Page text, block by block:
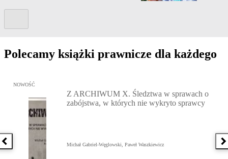
Polecamy książki prawnicze dla każdego
Poprzednia książka
Przejdź do: Z ARCHIWUM X. Śledztwa w sprawach o
NOWOŚĆ
Z ARCHIWUM X. Śledztwa w sprawach o
zabójstwa, w których nie wykryto sprawcy
Michał Gabriel-Węglowski, Paweł Waszkiewicz